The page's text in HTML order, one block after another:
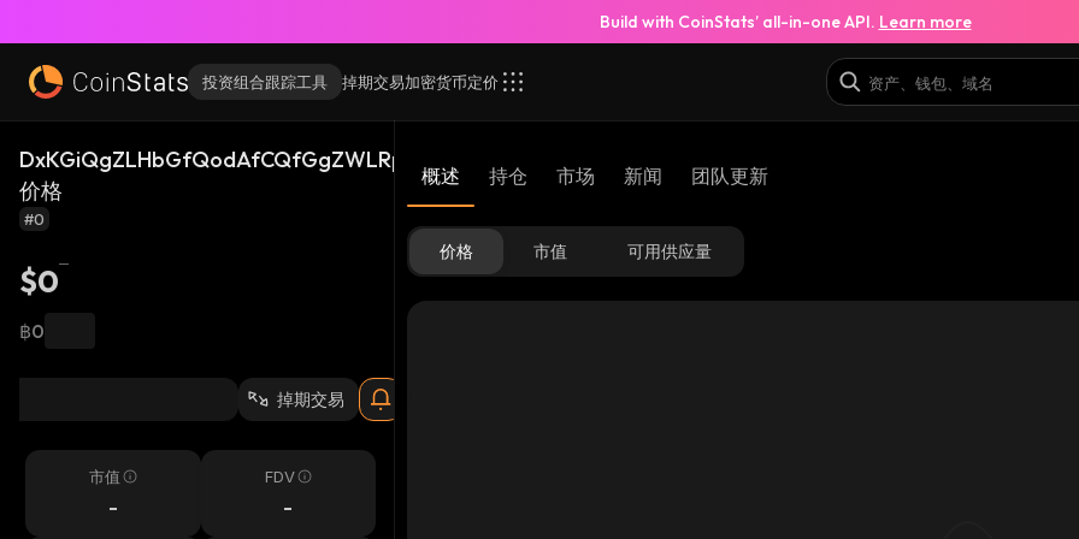
Build with CoinStats’ all-in-one API. Learn more
投资组合跟踪工具 掉期交易加密货币定价
DxKGiQgZLHbGfQodAfCQfGgZWLRpjt79YTNL6roocQwM_solana
价格
#0
$0
฿0
掉期交易
市值
-
FDV
-
概述 持仓 市场 新闻 团队更新
价格 市值 可用供应量